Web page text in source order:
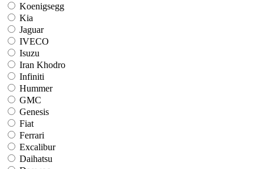
Koenigsegg
Kia
Jaguar
IVECO
Isuzu
Iran Khodro
Infiniti
Hummer
GMC
Genesis
Fiat
Ferrari
Excalibur
Daihatsu